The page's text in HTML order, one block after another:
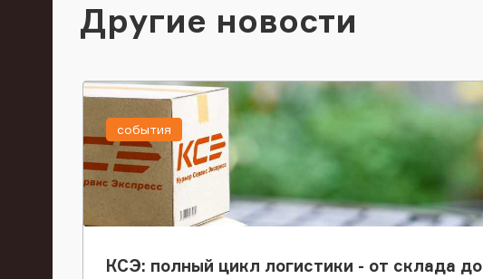
Другие новости
КСЭ: полный цикл логистики - от склада до
события